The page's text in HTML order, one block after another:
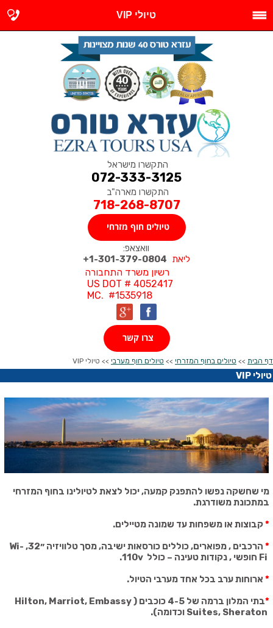
טיולי VIP
התקשרו מישראל
072-333-3125
טיולים חוף מזרחי
רשיון משרד התחבורה
US DOT # 4052417
MC. #1535918
וואצאפ:
ליאת 1-301-379-0804+
צרו קשר
התקשרו מארה"ב
718-268-8707
דף הבית >> טיולים בחוף המזרחי >> טיולים חוף מערבי >> טיולי VIP
טיולי VIP
מי שחשקה נפשו להתפנק קמעה, יכול לצאת לטיולינו בחוף המזרחי
במתכונת משודרגת.
*קבוצות או משפחות עד שמונה מטיילים.
* הרכבים , מפוארים, כוללים כורסאות ישיבה, מסך טלוויזיה ״32,
Wi-
Fi חופשי , נקודות טעינה – כולל 110v
.
* ארוחות ערב בכל אחד מערבי הטיול.
*בתי המלון ברמה של 4-5 כוכבים (
Hilton, Marriot, Embassy
Suites, Sheraton וכדומה).